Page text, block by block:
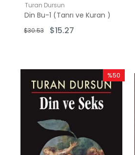
Turan Dursun
Din Bu-1 (Tanrı ve Kuran )
$15.27
$30.53
%50
İndirim
%50İndirim